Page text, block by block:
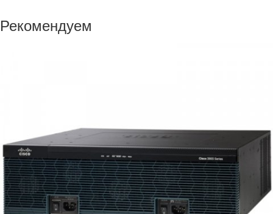
Рекомендуем